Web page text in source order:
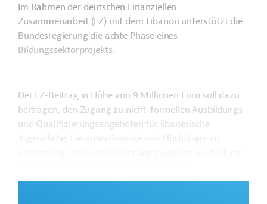
Im Rahmen der deutschen Finanziellen
Zusammenarbeit (FZ) mit dem Libanon unterstützt die
Bundesregierung die achte Phase eines
Bildungssektorprojekts.
Der FZ-Beitrag in Höhe von 9 Millionen Euro soll dazu
beitragen, den Zugang zu nicht-formellen Ausbildungs-
und Qualifizierungsangeboten für libanesische
Jugendliche, Heranwachsende und Flüchtlinge zu
Lebensperspektiven der Zielgruppe zu verbessern.